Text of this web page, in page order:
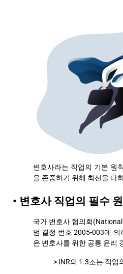
변호사라는 직업의 기본 원
을 존중하기 위해 최선을 다
• 변호사 직업의 필수
국가 변호사 협의회
범 결정 번호 2005-003에
은 변호사를 위한 공통 윤리
> INR의 1.3조는 직업